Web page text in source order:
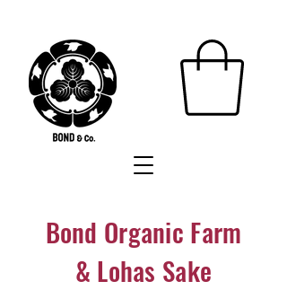
Bond Organic Farm
& Lohas Sake